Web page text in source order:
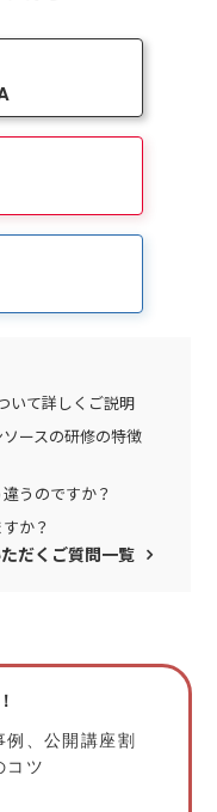
いて詳しくご説明
ースの研修の特徴
うのですか？
か？
だくご質問一覧
、公開講座割
コツ